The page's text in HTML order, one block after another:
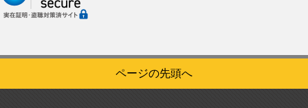
ページの先頭へ